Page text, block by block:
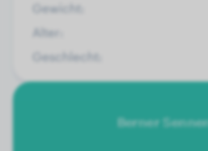
Gewicht:
Alter:
Geschlecht:
Berner